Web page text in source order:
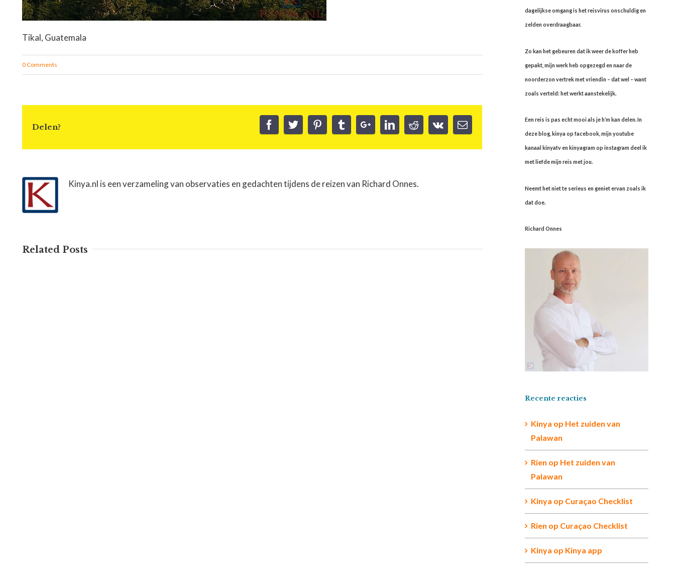
Tikal, Guatemala
0 Comments
Delen?
Kinya.nl is een verzameling van observaties en gedachten tijdens de reizen van Richard Onnes.
Related Posts
dagelijkse omgang is het reisvirus onschuldig en
zelden overdraagbaar.
Zo kan het gebeuren dat ik weer de koffer heb
gepakt, mijn werk heb opgezegd en naar de
noorderzon vertrek met vriendin – dat wel – want
zoals verteld: het werkt aanstekelijk.
Een reis is pas echt mooi als je h’m kan delen. In
deze blog, kinya op facebook, mijn youtube
kanaal kinyatv en kinyagram op instagram deel ik
met liefde mijn reis met jou.
Neemt het niet te serieus en geniet ervan zoals ik
dat doe.
Richard Onnes
Recente reacties
Kinya op Het zuiden van
Palawan
Rien op Het zuiden van
Palawan
Kinya op Curaçao Checklist
Rien op Curaçao Checklist
Kinya op Kinya app